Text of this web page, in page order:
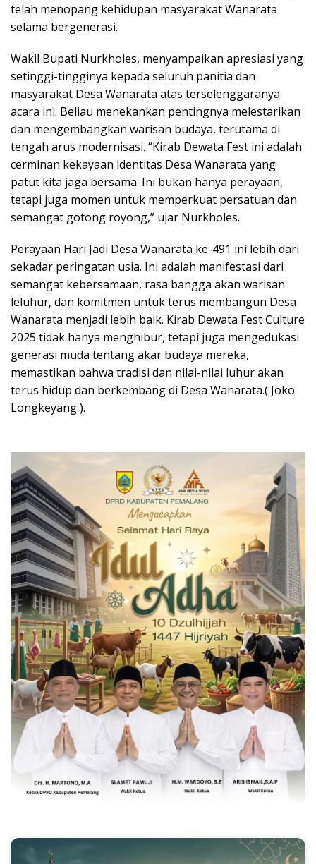
telah menopang kehidupan masyarakat Wanarata
selama bergenerasi.
Wakil Bupati Nurkholes, menyampaikan apresiasi yang
setinggi-tingginya kepada seluruh panitia dan
masyarakat Desa Wanarata atas terselenggaranya
acara ini. Beliau menekankan pentingnya melestarikan
dan mengembangkan warisan budaya, terutama di
tengah arus modernisasi. “Kirab Dewata Fest ini adalah
cerminan kekayaan identitas Desa Wanarata yang
patut kita jaga bersama. Ini bukan hanya perayaan,
tetapi juga momen untuk memperkuat persatuan dan
semangat gotong royong,” ujar Nurkholes.
Perayaan Hari Jadi Desa Wanarata ke-491 ini lebih dari
sekadar peringatan usia. Ini adalah manifestasi dari
semangat kebersamaan, rasa bangga akan warisan
leluhur, dan komitmen untuk terus membangun Desa
Wanarata menjadi lebih baik. Kirab Dewata Fest Culture
2025 tidak hanya menghibur, tetapi juga mengedukasi
generasi muda tentang akar budaya mereka,
memastikan bahwa tradisi dan nilai-nilai luhur akan
terus hidup dan berkembang di Desa Wanarata.( Joko
Longkeyang ).